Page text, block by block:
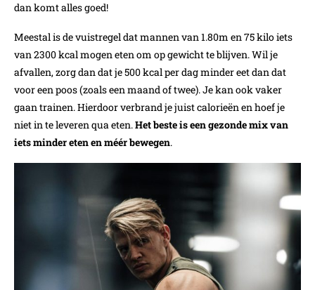
dan komt alles goed!
Meestal is de vuistregel dat mannen van 1.80m en 75 kilo iets
van 2300 kcal mogen eten om op gewicht te blijven. Wil je
afvallen, zorg dan dat je 500 kcal per dag minder eet dan dat
voor een poos (zoals een maand of twee). Je kan ook vaker
gaan trainen. Hierdoor verbrand je juist calorieën en hoef je
niet in te leveren qua eten.Het beste is een gezonde mix van
iets minder eten en méér bewegen.